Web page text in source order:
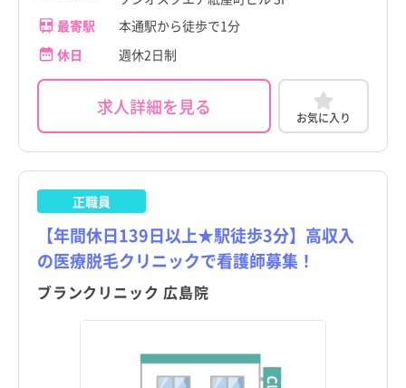
最寄駅
本通駅から徒歩で1分
休日
週休2日制
求人詳細を見る お気に入り
正職員
【年間休日139日以上★駅徒歩3分】高収入
の医療脱毛クリニックで看護師募集！
ブランクリニック 広島院